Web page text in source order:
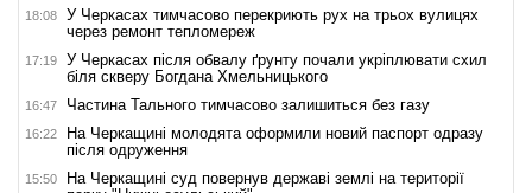
18:08
У Черкасах тимчасово перекриють рух на трьох вулицях
через ремонт тепломереж
17:19
У Черкасах після обвалу ґрунту почали укріплювати схил
біля скверу Богдана Хмельницького
16:47 Частина Тального тимчасово залишиться без газу
16:22
На Черкащині молодята оформили новий паспорт одразу
після одруження
15:50
На Черкащині суд повернув державі землі на території